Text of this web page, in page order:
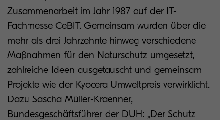
Zusammenarbeit im Jahr 1987 auf der IT-
Fachmesse CeBIT. Gemeinsam wurden über die
mehr als drei Jahrzehnte hinweg verschiedene
Maßnahmen für den Naturschutz umgesetzt,
zahlreiche Ideen ausgetauscht und gemeinsam
Projekte wie der Kyocera Umweltpreis verwirklicht.
Dazu Sascha Müller-Kraenner,
Bundesgeschäftsführer der DUH: „Der Schutz